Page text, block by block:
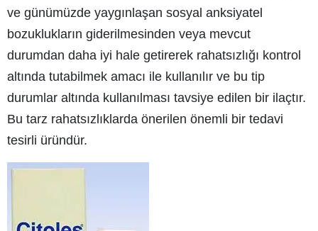
ve günümüzde yaygınlaşan sosyal anksiyatel
bozuklukların giderilmesinden veya mevcut
durumdan daha iyi hale getirerek rahatsızlığı kontrol
altında tutabilmek amacı ile kullanılır ve bu tip
durumlar altında kullanılması tavsiye edilen bir ilaçtır.
Bu tarz rahatsızlıklarda önerilen önemli bir tedavi
tesirli üründür.